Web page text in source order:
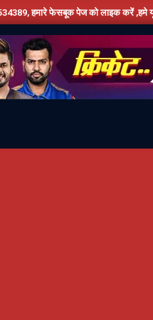
पेज को लाइक करें ,हमे यूट्यूब पर